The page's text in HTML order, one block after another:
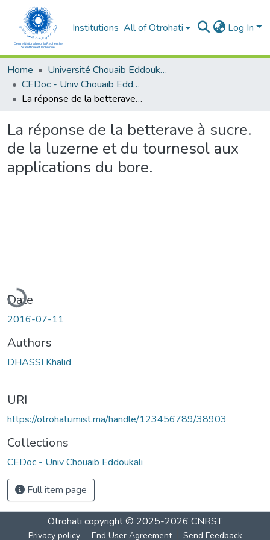
Institutions All of Otrohati Log In
Home
Université Chouaib Eddoukali - El Jadida
CEDoc - Univ Chouaib Eddoukali
La réponse de la betterave à sucre. de la luzerne et du tournesol aux applications du bore.
La réponse de la betterave à sucre.
de la luzerne et du tournesol aux
applications du bore.
Date
2016-07-11
Authors
DHASSI Khalid
URI
https://otrohati.imist.ma/handle/123456789/38903
Collections
CEDoc - Univ Chouaib Eddoukali
Full item page
Otrohati copyright © 2025-2026 CNRST
Privacy policy End User Agreement Send Feedback